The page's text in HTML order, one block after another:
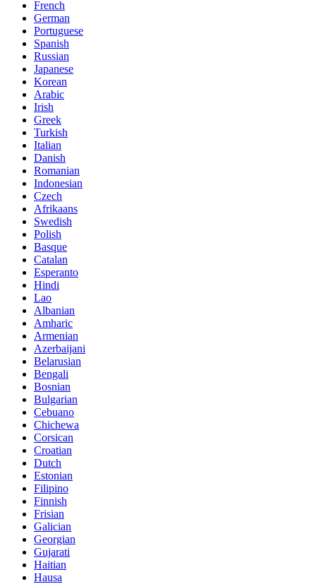
French
German
Portuguese
Spanish
Russian
Japanese
Korean
Arabic
Irish
Greek
Turkish
Italian
Danish
Romanian
Indonesian
Czech
Afrikaans
Swedish
Polish
Basque
Catalan
Esperanto
Hindi
Lao
Albanian
Amharic
Armenian
Azerbaijani
Belarusian
Bengali
Bosnian
Bulgarian
Cebuano
Chichewa
Corsican
Croatian
Dutch
Estonian
Filipino
Finnish
Frisian
Galician
Georgian
Gujarati
Haitian
Hausa